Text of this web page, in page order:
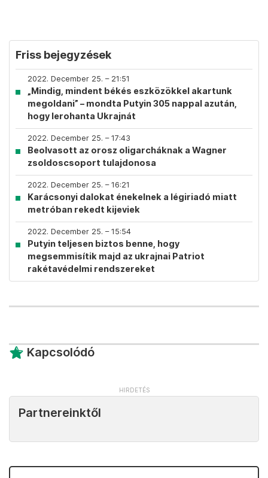
Friss bejegyzések
2022. December 25. – 21:51
„Mindig, mindent békés eszközökkel akartunk
megoldani” – mondta Putyin 305 nappal azután,
hogy lerohanta Ukrajnát
2022. December 25. – 17:43
Beolvasott az orosz oligarcháknak a Wagner
zsoldoscsoport tulajdonosa
2022. December 25. – 16:21
Karácsonyi dalokat énekelnek a légiriadó miatt
metróban rekedt kijeviek
2022. December 25. – 15:54
Putyin teljesen biztos benne, hogy
megsemmisítik majd az ukrajnai Patriot
rakétavédelmi rendszereket
Kapcsolódó
Partnereinktől